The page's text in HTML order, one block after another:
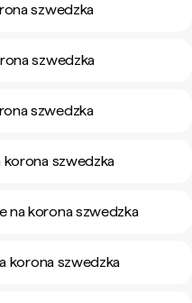
szwedzka
szwedzka
szwedzka
korona szwedzka
na korona szwedzka
korona szwedzka